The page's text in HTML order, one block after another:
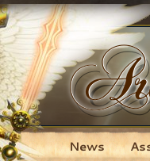
News